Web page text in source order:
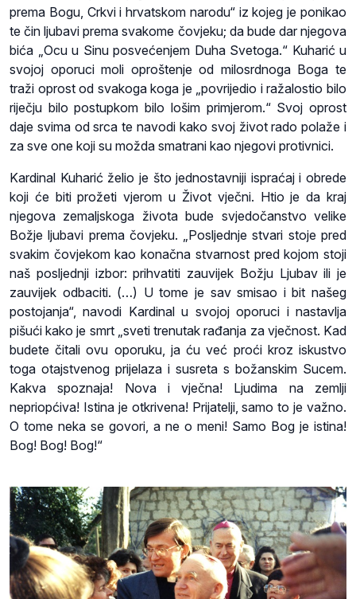
prema Bogu, Crkvi i hrvatskom narodu“ iz kojeg je ponikao
te čin ljubavi prema svakome čovjeku; da bude dar njegova
bića „Ocu u Sinu posvećenjem Duha Svetoga.“ Kuharić u
svojoj oporuci moli oproštenje od milosrdnoga Boga te
traži oprost od svakoga koga je „povrijedio i ražalostio bilo
riječju bilo postupkom bilo lošim primjerom.“ Svoj oprost
daje svima od srca te navodi kako svoj život rado polaže i
za sve one koji su možda smatrani kao njegovi protivnici.
Kardinal Kuharić želio je što jednostavniji ispraćaj i obrede
koji će biti prožeti vjerom u Život vječni. Htio je da kraj
njegova zemaljskoga života bude svjedočanstvo velike
Božje ljubavi prema čovjeku. „Posljednje stvari stoje pred
svakim čovjekom kao konačna stvarnost pred kojom stoji
naš posljednji izbor: prihvatiti zauvijek Božju Ljubav ili je
zauvijek odbaciti. (…) U tome je sav smisao i bit našeg
postojanja“, navodi Kardinal u svojoj oporuci i nastavlja
pišući kako je smrt „sveti trenutak rađanja za vječnost. Kad
budete čitali ovu oporuku, ja ću već proći kroz iskustvo
toga otajstvenog prijelaza i susreta s božanskim Sucem.
Kakva spoznaja! Nova i vječna! Ljudima na zemlji
nepriopćiva! Istina je otkrivena! Prijatelji, samo to je važno.
O tome neka se govori, a ne o meni! Samo Bog je istina!
Bog! Bog! Bog!“